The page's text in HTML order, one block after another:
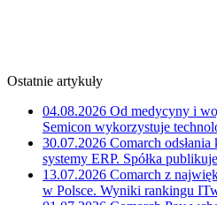
Ostatnie artykuły
04.08.2026 Od medycyny i
Semicon wykorzystuje
30.07.2026 Comarch
systemy ERP. Spółka
13.07.2026 Comarch z
w Polsce. Wyniki rankingu